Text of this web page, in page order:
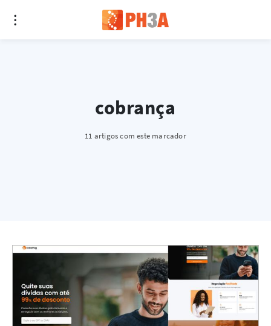
cobrança
11 artigos com este marcador